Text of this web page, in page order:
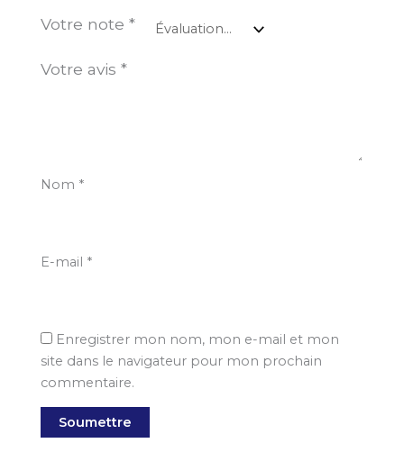
Votre note*
Votre avis*
Nom *
E-mail *
Enregistrer mon nom, mon e-mail et mon
site dans le navigateur pour mon prochain
commentaire.